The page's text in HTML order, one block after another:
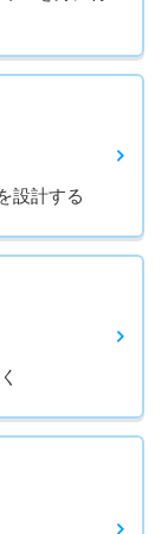
設計する